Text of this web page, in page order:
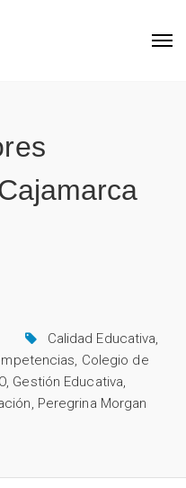
Calidad Educativa,
, Colegio de
, Gestión Educativa,
, Peregrina Morgan